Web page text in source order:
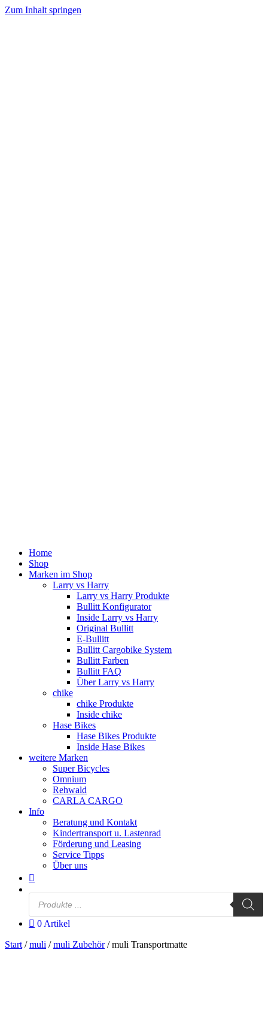
Zum Inhalt springen
Home
Shop
Marken im Shop
Larry vs Harry
Larry vs Harry Produkte
Bullitt Konfigurator
Inside Larry vs Harry
Original Bullitt
E-Bullitt
Bullitt Cargobike System
Bullitt Farben
Bullitt FAQ
Über Larry vs Harry
chike
chike Produkte
Inside chike
Hase Bikes
Hase Bikes Produkte
Inside Hase Bikes
weitere Marken
Super Bicycles
Omnium
Rehwald
CARLA CARGO
Info
Beratung und Kontakt
Kindertransport u. Lastenrad
Förderung und Leasing
Service Tipps
Über uns
Products
search
0 Artikel
Start /muli /muli Zubehör/ muli Transportmatte